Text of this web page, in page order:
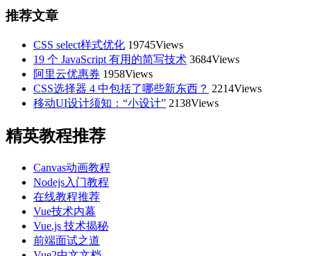
推荐文章
CSS select样式优化 19745Views
19 个 JavaScript 有用的简写技术 3684Views
阿里云优惠券 1958Views
CSS选择器 4 中包括了哪些新东西？ 2214Views
移动UI设计须知：“小设计” 2138Views
精英教程推荐
Canvas动画教程
Nodejs入门教程
在线教程推荐
Vue技术内幕
Vue.js 技术揭秘
前端面试之道